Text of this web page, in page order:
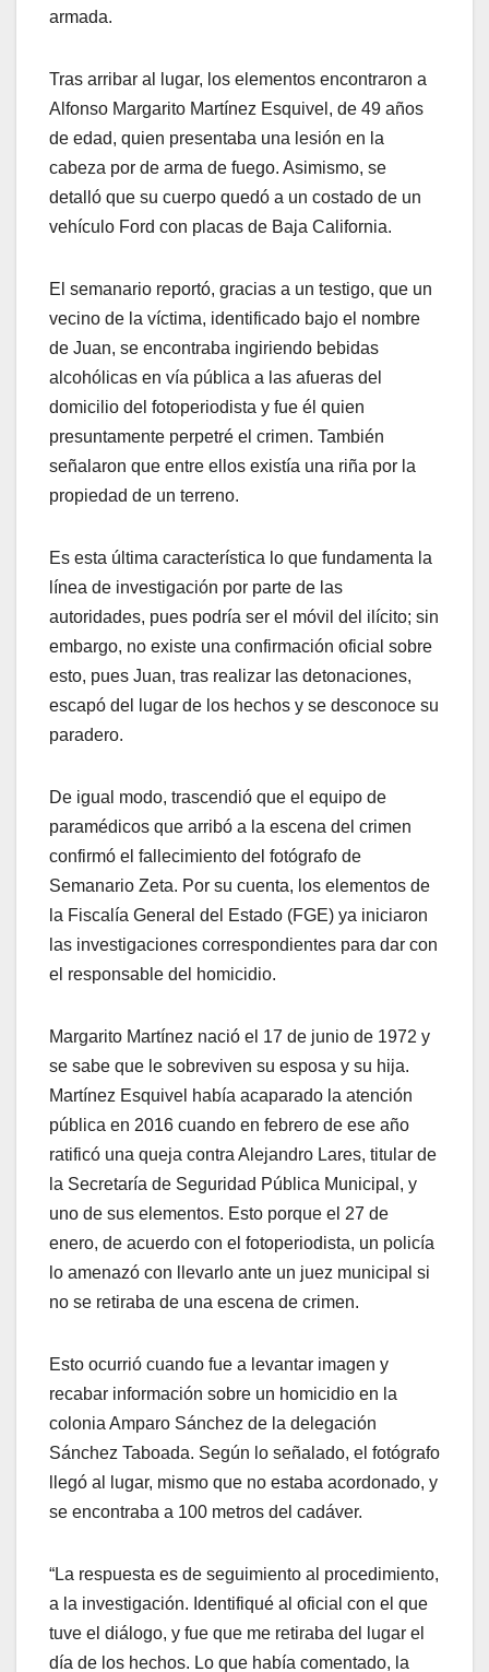
armada.
Tras arribar al lugar, los elementos encontraron a
Alfonso Margarito Martínez Esquivel, de 49 años
de edad, quien presentaba una lesión en la
cabeza por de arma de fuego. Asimismo, se
detalló que su cuerpo quedó a un costado de un
vehículo Ford con placas de Baja California.
El semanario reportó, gracias a un testigo, que un
vecino de la víctima, identificado bajo el nombre
de Juan, se encontraba ingiriendo bebidas
alcohólicas en vía pública a las afueras del
domicilio del fotoperiodista y fue él quien
presuntamente perpetré el crimen. También
señalaron que entre ellos existía una riña por la
propiedad de un terreno.
Es esta última característica lo que fundamenta la
línea de investigación por parte de las
autoridades, pues podría ser el móvil del ilícito; sin
embargo, no existe una confirmación oficial sobre
esto, pues Juan, tras realizar las detonaciones,
escapó del lugar de los hechos y se desconoce su
paradero.
De igual modo, trascendió que el equipo de
paramédicos que arribó a la escena del crimen
confirmó el fallecimiento del fotógrafo de
Semanario Zeta. Por su cuenta, los elementos de
la Fiscalía General del Estado (FGE) ya iniciaron
las investigaciones correspondientes para dar con
el responsable del homicidio.
Margarito Martínez nació el 17 de junio de 1972 y
se sabe que le sobreviven su esposa y su hija.
Martínez Esquivel había acaparado la atención
pública en 2016 cuando en febrero de ese año
ratificó una queja contra Alejandro Lares, titular de
la Secretaría de Seguridad Pública Municipal, y
uno de sus elementos. Esto porque el 27 de
enero, de acuerdo con el fotoperiodista, un policía
lo amenazó con llevarlo ante un juez municipal si
no se retiraba de una escena de crimen.
Esto ocurrió cuando fue a levantar imagen y
recabar información sobre un homicidio en la
colonia Amparo Sánchez de la delegación
Sánchez Taboada. Según lo señalado, el fotógrafo
llegó al lugar, mismo que no estaba acordonado, y
se encontraba a 100 metros del cadáver.
“La respuesta es de seguimiento al procedimiento,
a la investigación. Identifiqué al oficial con el que
tuve el diálogo, y fue que me retiraba del lugar el
día de los hechos. Lo que había comentado, la